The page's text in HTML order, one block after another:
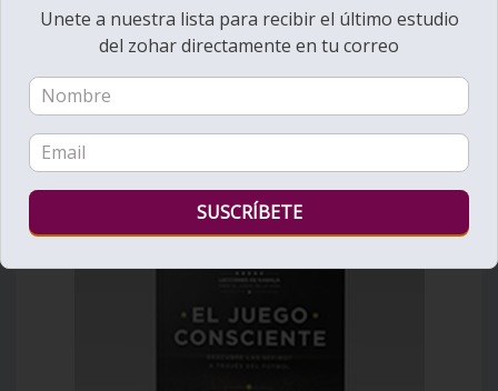
Unete a nuestra lista para recibir el último estudio
del zohar directamente en tu correo